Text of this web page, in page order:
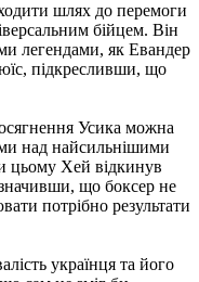
шлях до перемоги
бійцем. Він
легендами, як Евандер
підкресливши, що
Усика можна
над найсильнішими
цьому Хей відкинув
що боксер не
потрібно результати
українця та його